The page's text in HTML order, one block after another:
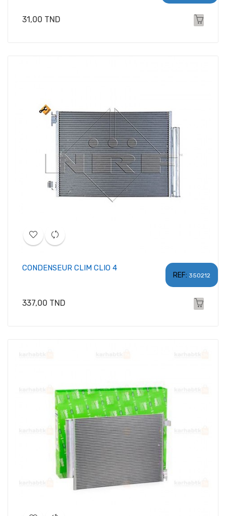
Prix
31,00 TND
REF: 350212
CONDENSEUR CLIM CLIO 4
Prix
337,00 TND